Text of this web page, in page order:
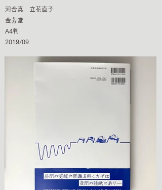
河合真 立花直子
金芳堂
A4判
2019/09